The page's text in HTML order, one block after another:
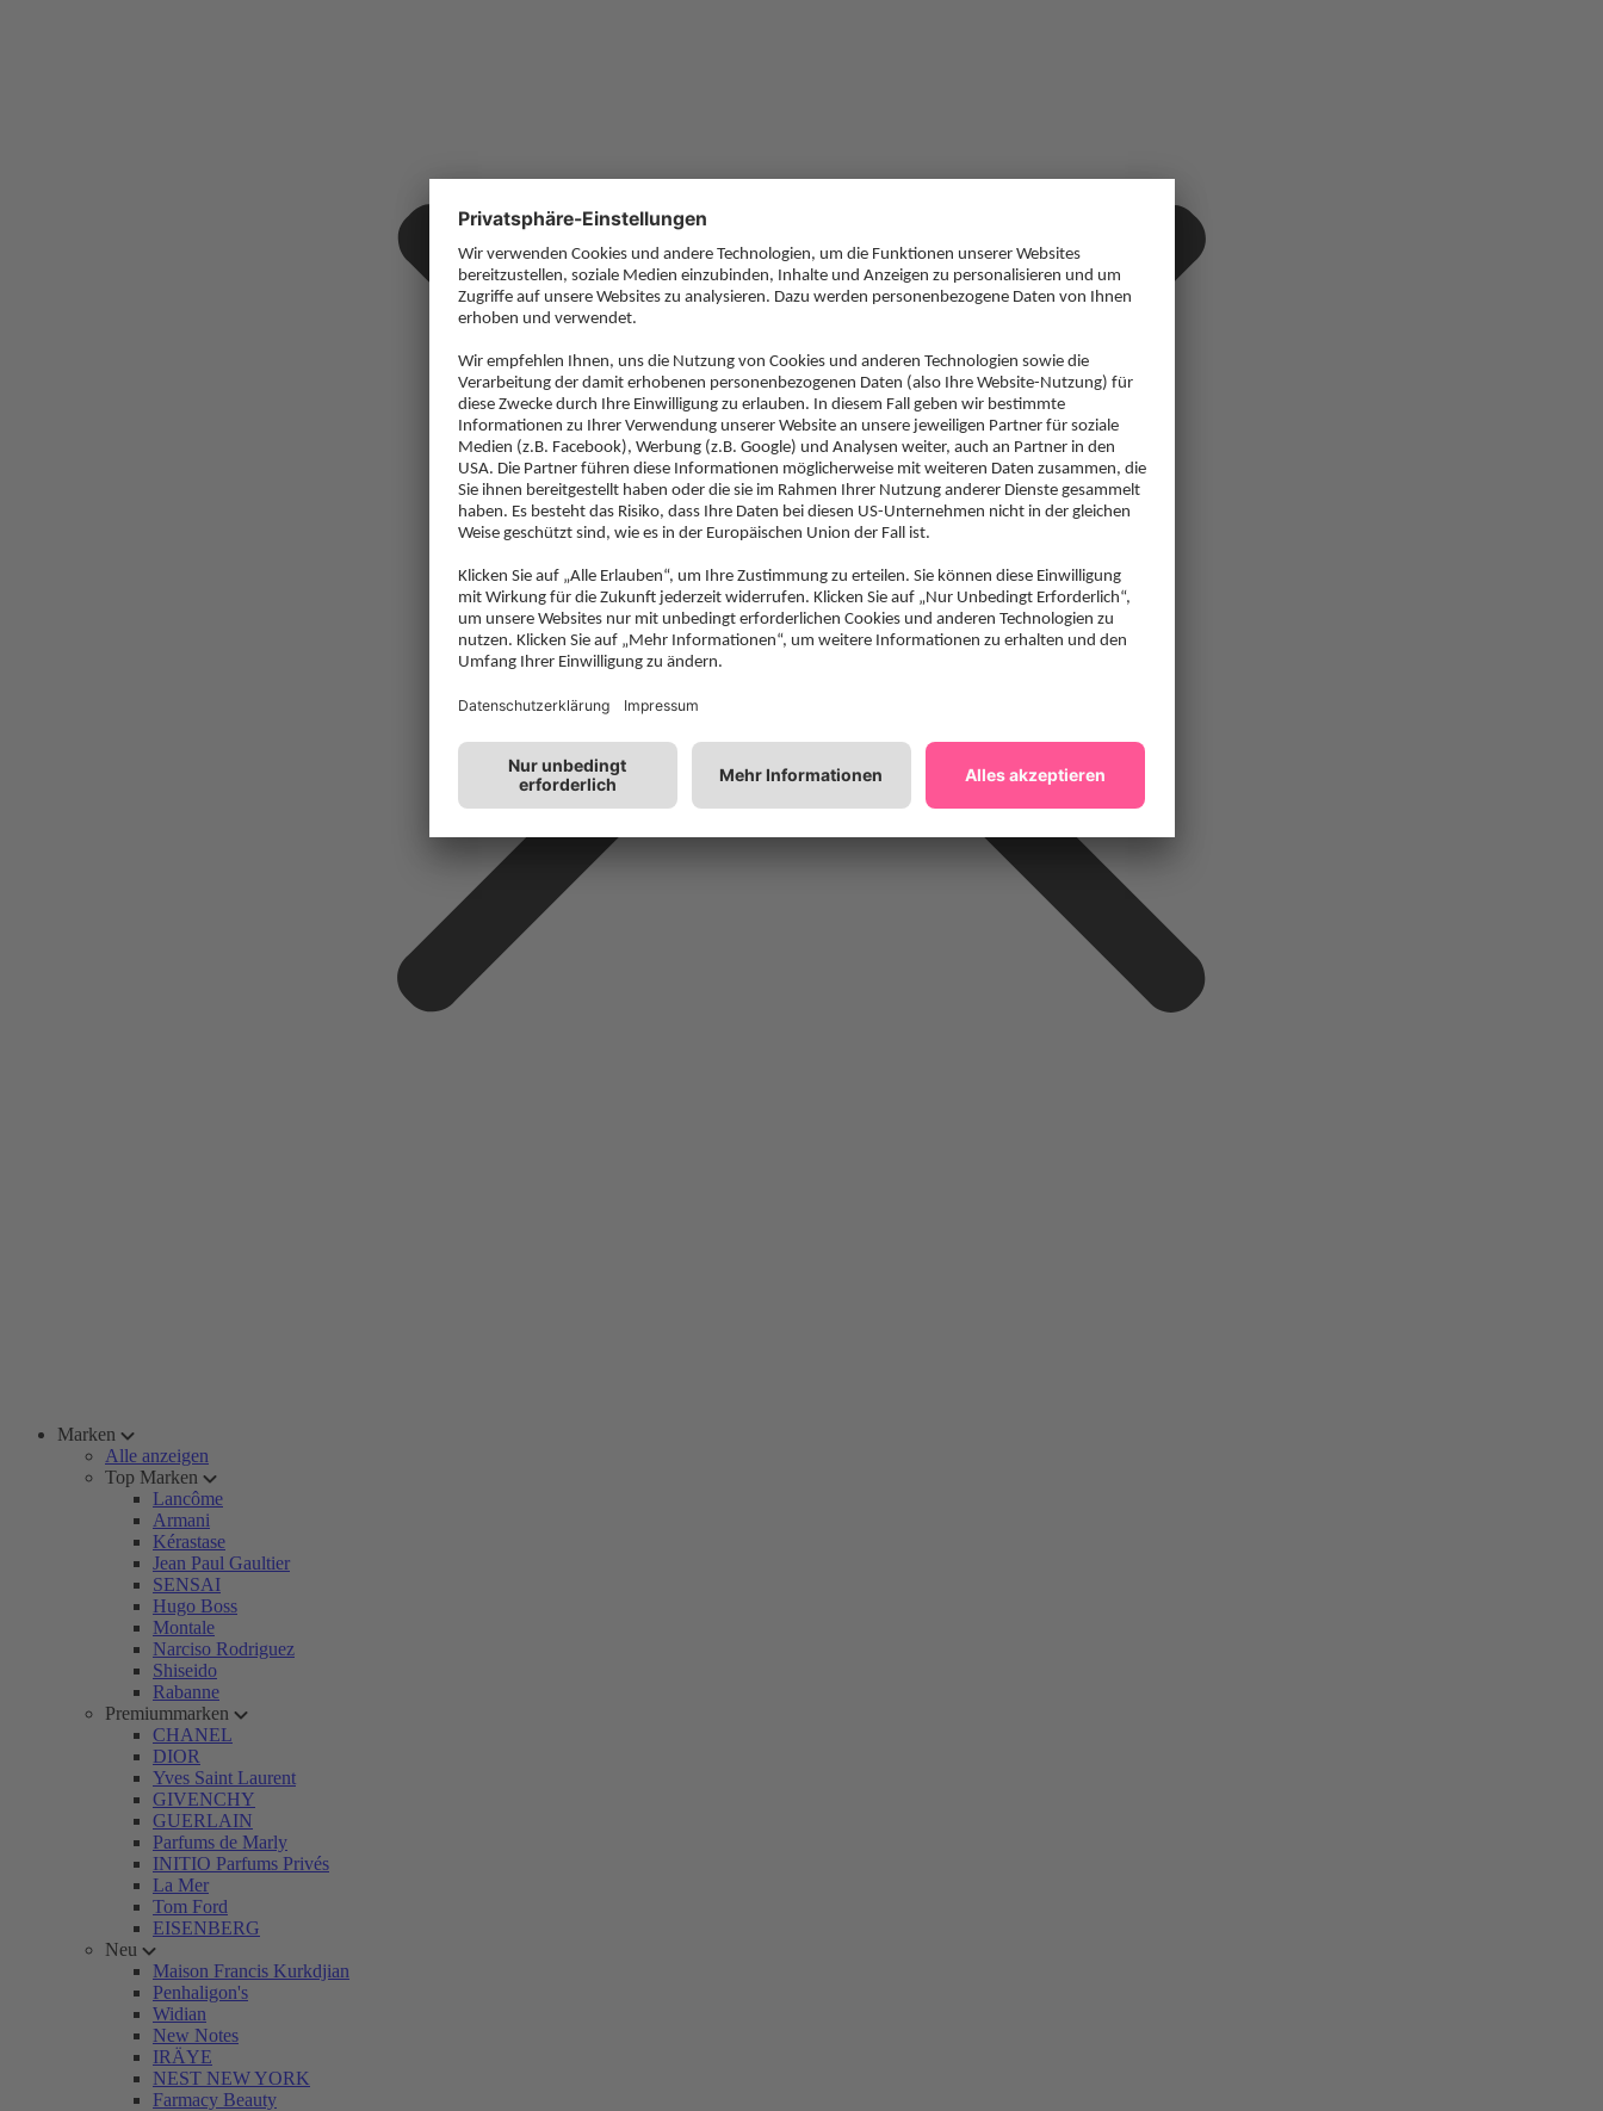
Marken
Alle anzeigen
Top Marken
Lancôme
Armani
Kérastase
Jean Paul Gaultier
SENSAI
Hugo Boss
Montale
Narciso Rodriguez
Shiseido
Rabanne
Premiummarken
CHANEL
DIOR
Yves Saint Laurent
GIVENCHY
GUERLAIN
Parfums de Marly
INITIO Parfums Privés
La Mer
Tom Ford
EISENBERG
Neu
Maison Francis Kurkdjian
Penhaligon's
Widian
New Notes
IRÄYE
NEST NEW YORK
Farmacy Beauty